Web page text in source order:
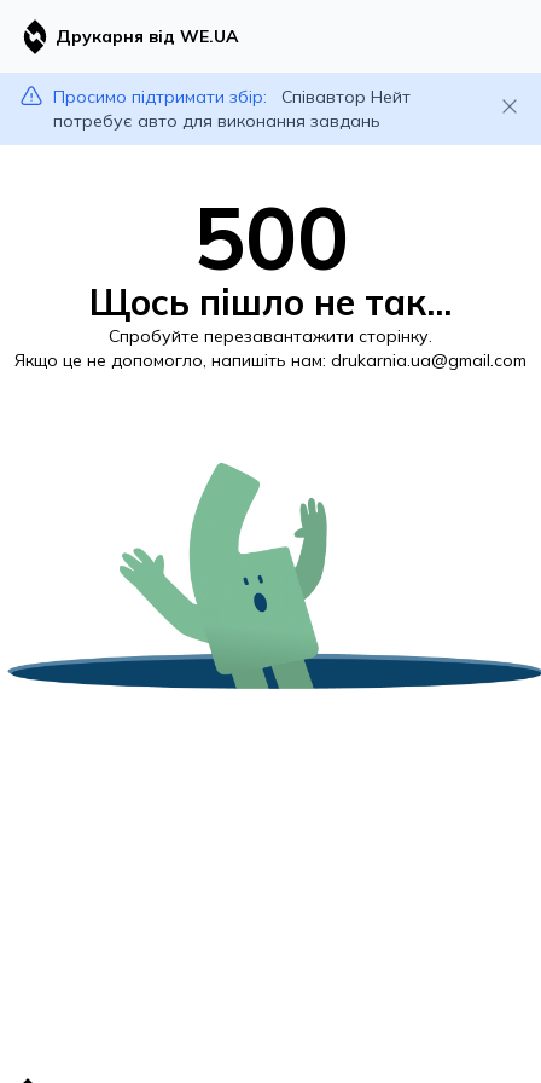
Друкарня від WE.UA
Просимо підтримати збір:
Співавтор Нейт
потребує авто для виконання завдань
500
Щось пішло не так...
Спробуйте перезавантажити сторінку.
Якщо це не допомогло, напишіть нам: drukarnia.ua@gmail.com